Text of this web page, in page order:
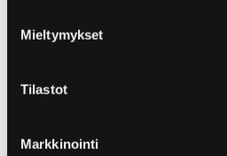
Mieltymykset
Tilastot
Markkinointi
Visit Yyteri